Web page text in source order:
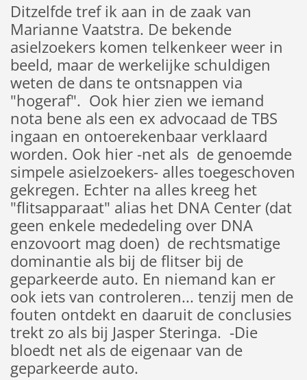
Ditzelfde tref ik aan in de zaak van
Marianne Vaatstra. De bekende
asielzoekers komen telkenkeer weer in
beeld, maar de werkelijke schuldigen
weten de dans te ontsnappen via
"hogeraf". Ook hier zien we iemand
nota bene als een ex advocaad de TBS
ingaan en ontoerekenbaar verklaard
worden. Ook hier -net als de genoemde
simpele asielzoekers- alles toegeschoven
gekregen. Echter na alles kreeg het
"flitsapparaat" alias het DNA Center (dat
geen enkele mededeling over DNA
enzovoort mag doen) de rechtsmatige
dominantie als bij de flitser bij de
geparkeerde auto. En niemand kan er
ook iets van controleren... tenzij men de
fouten ontdekt en daaruit de conclusies
trekt zo als bij Jasper Steringa. -Die
bloedt net als de eigenaar van de
geparkeerde auto.